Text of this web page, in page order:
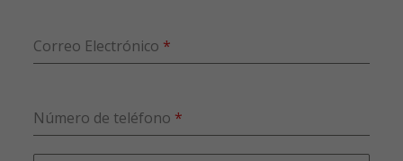
Correo Electrónico *
Número de teléfono *